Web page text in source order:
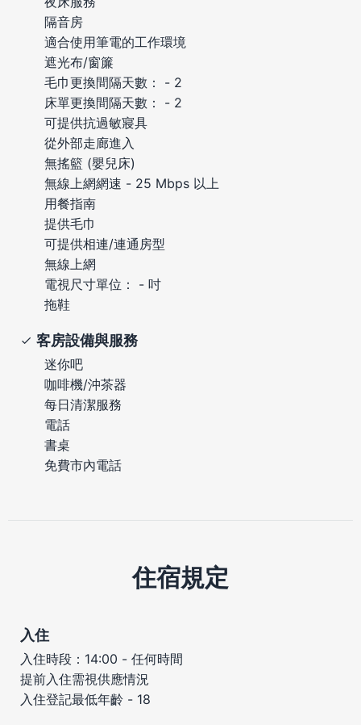
隔音房
適合使用筆電的工作環境
遮光布/窗簾
毛巾更換間隔天數： - 2
床單更換間隔天數： - 2
可提供抗過敏寢具
從外部走廊進入
無搖籃 (嬰兒床)
無線上網網速 - 25 Mbps 以上
用餐指南
提供毛巾
可提供相連/連通房型
無線上網
電視尺寸單位： - 吋
拖鞋
客房設備與服務
迷你吧
咖啡機/沖茶器
每日清潔服務
電話
書桌
免費市內電話
住宿規定
入住
入住時段：14:00 - 任何時間
提前入住需視供應情況
入住登記最低年齡 - 18